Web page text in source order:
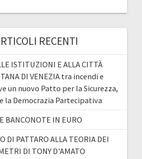
RECENTI
ISTITUZIONI E ALLA CITTÀ
DI VENEZIA tra incendi e
un nuovo Patto per la Sicurezza,
la Democrazia Partecipativa
BANCONOTE IN EURO
DI PATTARO ALLA TEORIA DEI
DI TONY D’AMATO